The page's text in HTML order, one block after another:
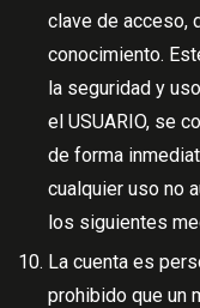
clave de acceso,
conocimiento.
la seguridad y
el USUARIO, se
de forma
cualquier uso no
los siguientes
La cuenta es
prohibido que un